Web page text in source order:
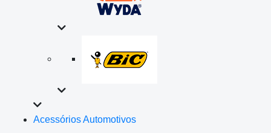
Acessórios Automotivos